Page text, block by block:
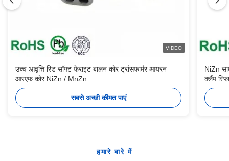
VIDEO
उच्च आवृत्ति रिड सॉफ्ट फेराइट बालन कोर ट्रांसफार्मर आयरन
आरएफ कोर NiZn / MnZn
सबसे अच्छी कीमत पाएं
NiZn
क्लैंप
हमारे बारे में